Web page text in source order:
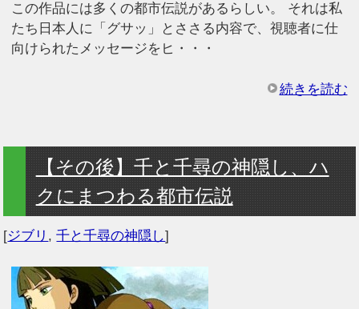
この作品には多くの都市伝説があるらしい。 それは私
たち日本人に「グサッ」とささる内容で、視聴者に仕
向けられたメッセージをヒ・・・
続きを読む
【その後】千と千尋の神隠し、ハ
クにまつわる都市伝説
[ジブリ ,千と千尋の神隠し]